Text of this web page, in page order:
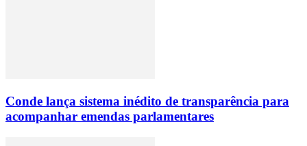
Conde lança sistema inédito de transparência para
acompanhar emendas parlamentares